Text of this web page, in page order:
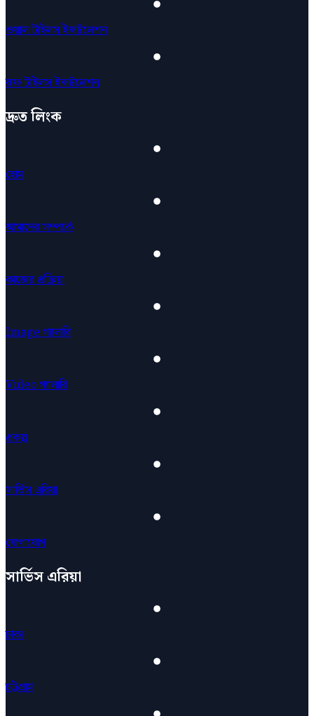
ওয়াল টাইলস ইন্সটলেশন
রূফ টাইলস ইন্সটলেশন
দ্রুত লিংক
হোম
আমাদের সম্পর্কে
কাজের প্রক্রিয়া
Image গ্যালারি
Video গ্যালারি
প্রকল্প
সার্ভিস এরিয়া
যোগাযোগ
সার্ভিস এরিয়া
ঢাকা
চট্টগ্রাম